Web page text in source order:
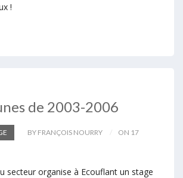
!
de 2003-2006
BY FRANÇOIS NOURRY
ON 17
secteur organise à Ecouflant un stage